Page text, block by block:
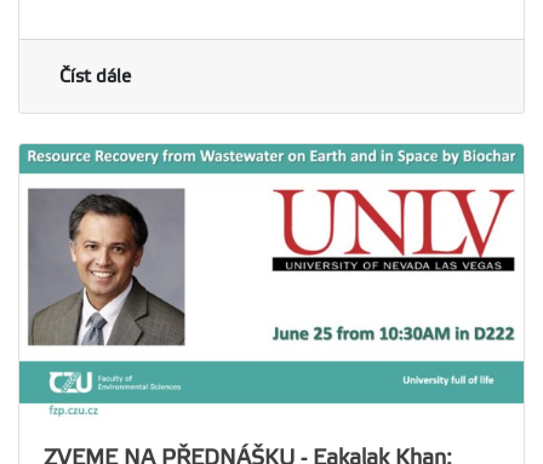
Číst dále
ZVEME NA PŘEDNÁŠKU - Eakalak Khan: